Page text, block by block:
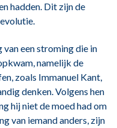
hadden. Dit zijn de
van een stroming die in
namelijk de
zoals Immanuel Kant,
denken. Volgens hen
hij niet de moed had om
van iemand anders, zijn